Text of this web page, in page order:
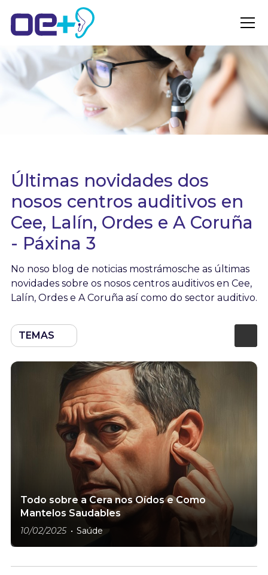
Últimas novidades dos
nosos centros auditivos en
Cee, Lalín, Ordes e A Coruña
- Páxina 3
No noso blog de noticias mostrámosche as últimas
novidades sobre os nosos centros auditivos en Cee,
Lalín, Ordes e A Coruña así como do sector auditivo.
TEMAS
Todo sobre a Cera nos Oídos e Como
Mantelos Saudables
10/02/2025 Saúde